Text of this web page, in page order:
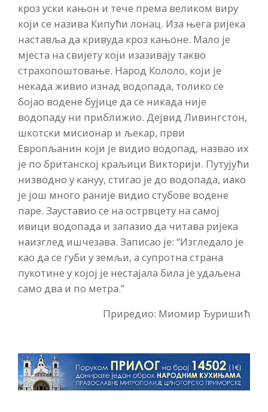
кроз уски кањон и тече према великом виру
који се назива Кипући лонац. Иза њега ријека
наставља да кривуда кроз кањоне. Мало је
мјеста на свијету који изазивају такво
страхопоштовање. Народ Кололо, који је
некада живио изнад водопада, толико се
бојао водене бујице да се никада није
водопаду ни приближио. Дејвид Ливингстон,
шкотски мисионар и љекар, први
Европљанин који је видио водопад, назвао их
је по британској краљици Викторији. Путујући
низводно у кануу, стигао је до водопада, иако
је још много раније видио стубове водене
паре. Зауставио се на острвцету на самој
ивици водопада и запазио да читава ријека
наизглед ишчезава. Записао је: “Изгледало је
као да се губи у земљи, а супротна страна
пукотине у којој је нестајала била је удаљена
само два и по метра.”
Приредио: Миомир Ђуришић